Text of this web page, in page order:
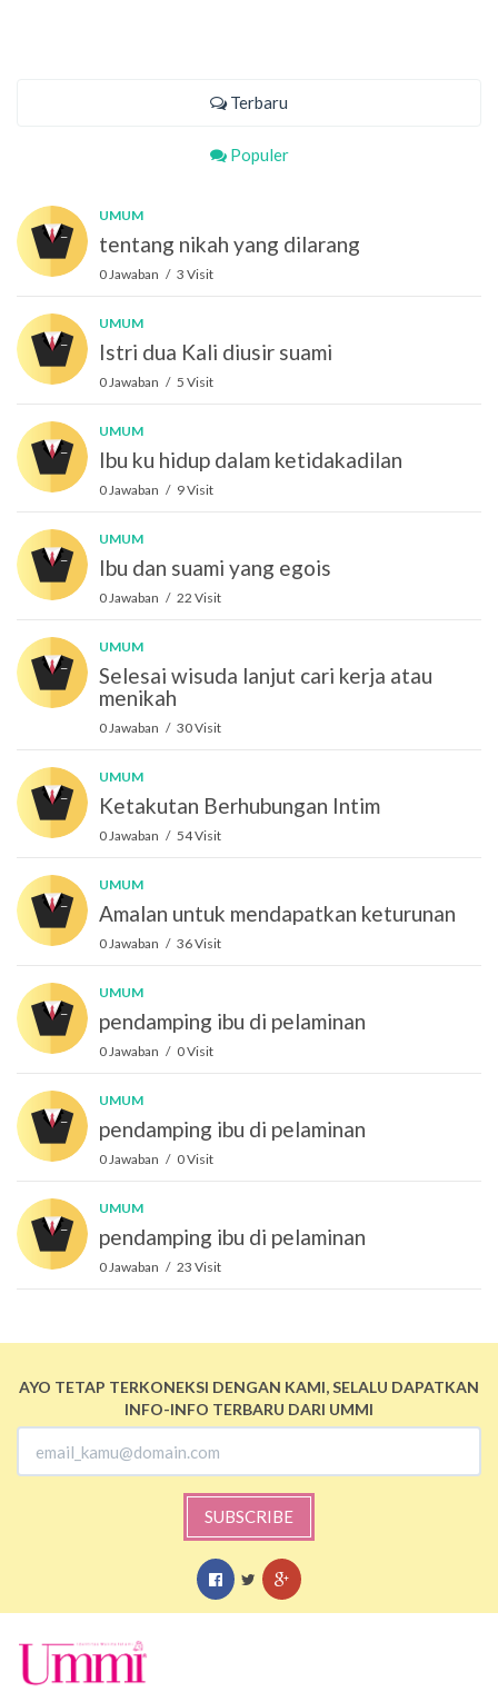
Terbaru
Populer
UMUM
tentang nikah yang dilarang
0 Jawaban / 3 Visit
UMUM
Istri dua Kali diusir suami
0 Jawaban / 5 Visit
UMUM
Ibu ku hidup dalam ketidakadilan
0 Jawaban / 9 Visit
UMUM
Ibu dan suami yang egois
0 Jawaban / 22 Visit
UMUM
Selesai wisuda lanjut cari kerja atau
menikah
0 Jawaban / 30 Visit
UMUM
Ketakutan Berhubungan Intim
0 Jawaban / 54 Visit
UMUM
Amalan untuk mendapatkan keturunan
0 Jawaban / 36 Visit
UMUM
pendamping ibu di pelaminan
0 Jawaban / 0 Visit
UMUM
pendamping ibu di pelaminan
0 Jawaban / 0 Visit
UMUM
pendamping ibu di pelaminan
0 Jawaban / 23 Visit
AYO TETAP TERKONEKSI DENGAN KAMI, SELALU DAPATKAN
INFO-INFO TERBARU DARI UMMI
SUBSCRIBE